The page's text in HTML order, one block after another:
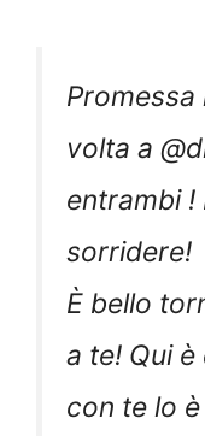
Promessa
volta a
entrambi !
sorridere!
È bello
a te! Qui
con te lo